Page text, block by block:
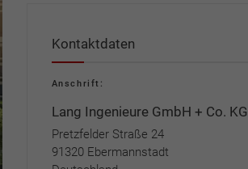
Kontaktdaten
Anschrift:
Lang Ingenieure GmbH + Co. KG
Pretzfelder Straße 24
91320 Ebermannstadt